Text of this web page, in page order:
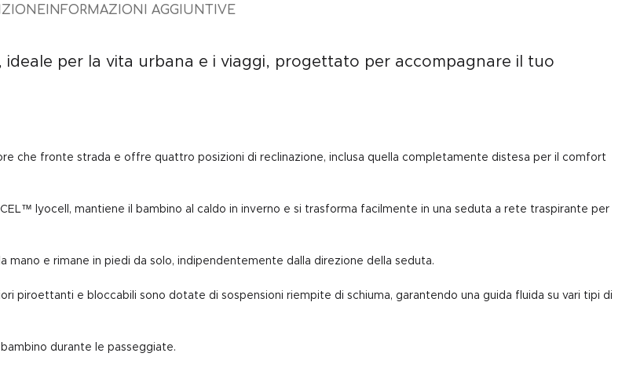
INFORMAZIONI AGGIUNTIVE
ideale per la vita urbana e i viaggi, progettato per accompagnare il tuo
che fronte strada e offre quattro posizioni di reclinazione, inclusa quella completamente distesa per il comfort
lyocell, mantiene il bambino al caldo in inverno e si trasforma facilmente in una seduta a rete traspirante per
mano e rimane in piedi da solo, indipendentemente dalla direzione della seduta.
piroettanti e bloccabili sono dotate di sospensioni riempite di schiuma, garantendo una guida fluida su vari tipi di
durante le passeggiate.